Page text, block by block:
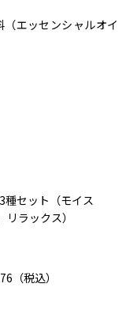
エッセンシャルオイ
種セット（モイス
ラックス）
（税込）